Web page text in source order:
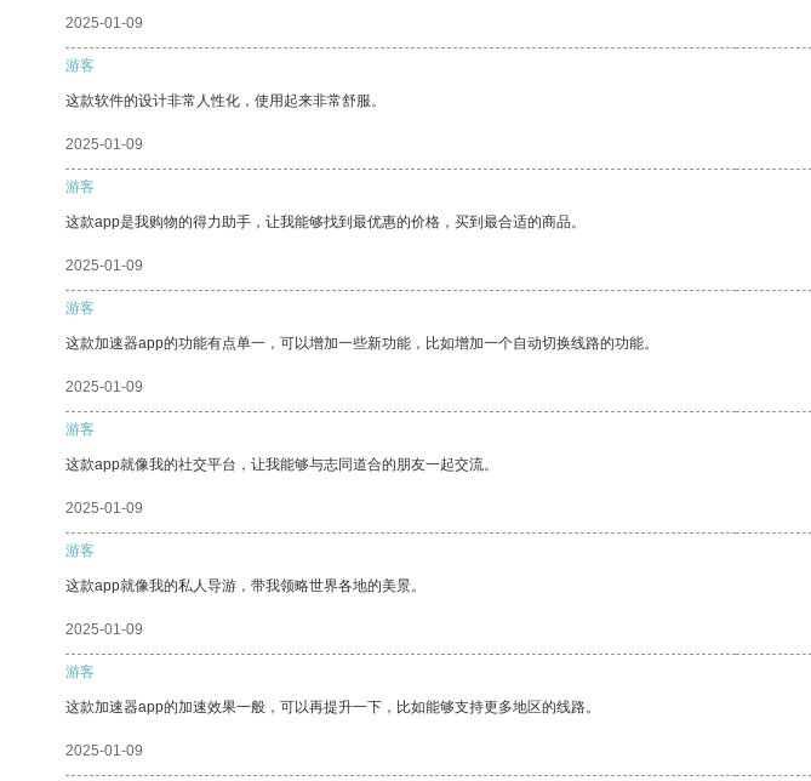
2025-01-09
游客
这款软件的设计非常人性化，使用起来非常舒服。
2025-01-09
游客
这款app是我购物的得力助手，让我能够找到最优惠的价格，买到最合适的商品。
2025-01-09
游客
这款加速器app的功能有点单一，可以增加一些新功能，比如增加一个自动切换线路的功能。
2025-01-09
游客
这款app就像我的社交平台，让我能够与志同道合的朋友一起交流。
2025-01-09
游客
这款app就像我的私人导游，带我领略世界各地的美景。
2025-01-09
游客
这款加速器app的加速效果一般，可以再提升一下，比如能够支持更多地区的线路。
2025-01-09